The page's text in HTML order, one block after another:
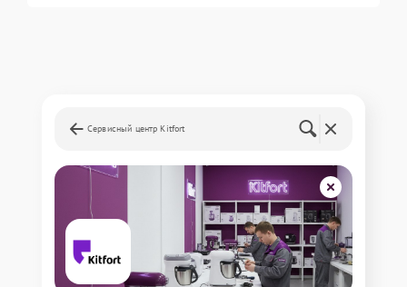
Сервисный центр Kitfort